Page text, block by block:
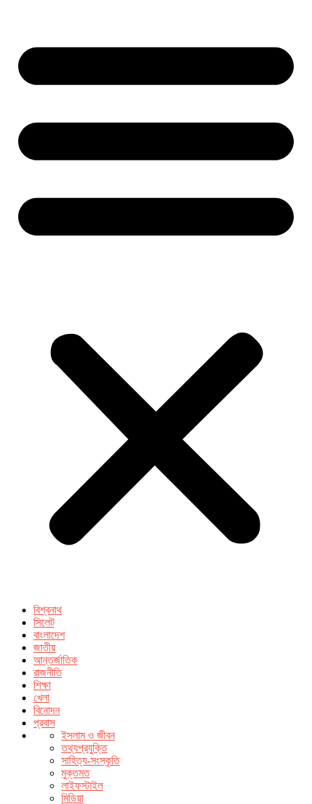
বিশ্বনাথ
সিলেট
বাংলাদেশ
জাতীয়
আন্তর্জাতিক
রাজনীতি
শিক্ষা
খেলা
বিনোদন
প্রবাস
ইসলাম ও জীবন
তথ্যপ্রযুক্তি
সাহিত্য-সংস্কৃতি
মুক্তমত
লাইফস্টাইল
মিডিয়া